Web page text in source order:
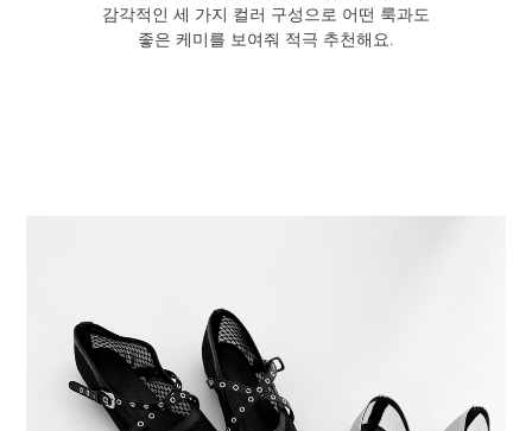
감각적인 세 가지 컬러 구성으로 어떤 룩과도
좋은 케미를 보여줘 적극 추천해요.